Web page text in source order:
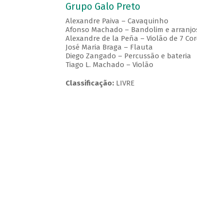
Grupo Galo Preto
Alexandre Paiva – Cavaquinho
Afonso Machado – Bandolim e
Alexandre de la Peña – Violão de 7
José Maria Braga – Flauta
Diego Zangado – Percussão e bateria
Tiago L. Machado – Violão
Classificação:LIVRE